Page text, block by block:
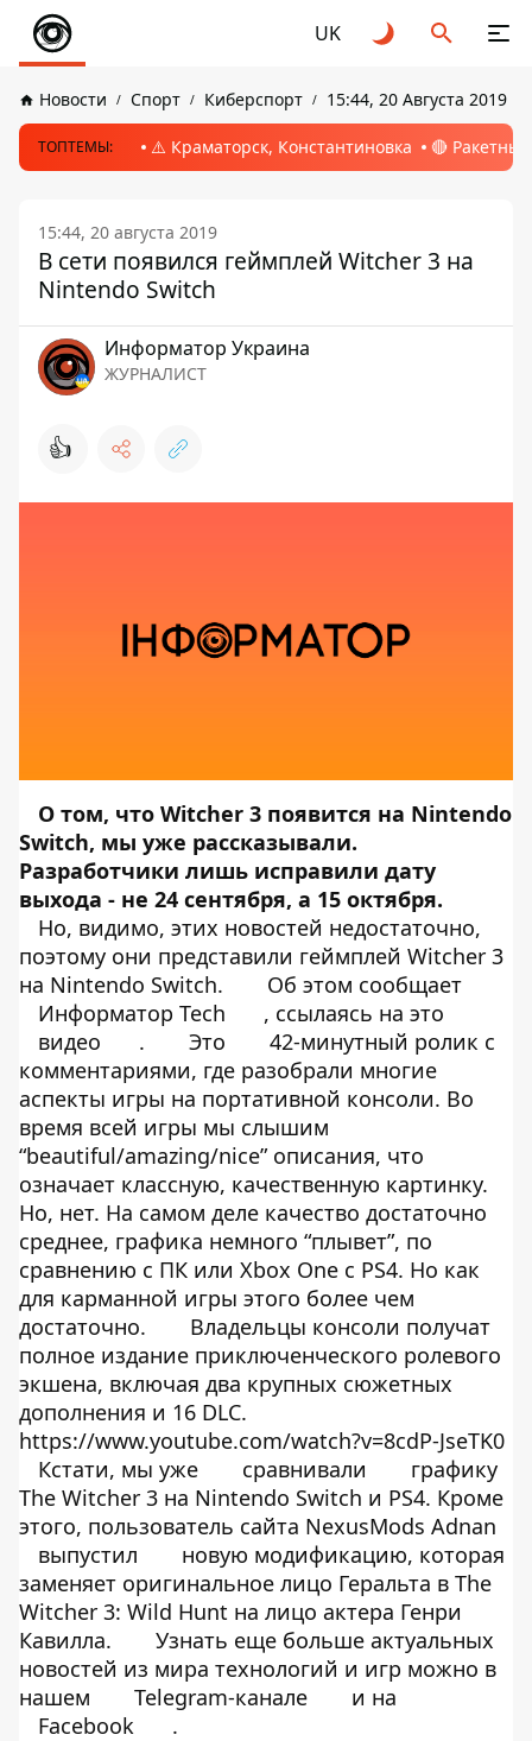
UK
Новости Спорт Киберспорт 15:44, 20 Августа 2019
ТОПТЕМЫ: ⚠️ Краматорск, Константиновка 🔴
15:44, 20 августа 2019
В сети появился геймплей Witcher 3 на
Nintendo Switch
Информатор Украина
ЖУРНАЛИСТ
👍
О том, что Witcher 3 появится на Nintendo
Switch, мы уже рассказывали.
Разработчики лишь исправили дату
выхода - не 24 сентября, а 15 октября.
Но, видимо, этих новостей недостаточно,
поэтому они представили геймплей Witcher 3
на Nintendo Switch.
Об этом сообщает
Информатор Tech
, ссылаясь на это
видео
. Это
42-минутный ролик с
комментариями, где разобрали многие
аспекты игры на портативной консоли. Во
время всей игры мы слышим
“beautiful/amazing/nice” описания, что
означает классную, качественную картинку.
Но, нет. На самом деле качество достаточно
среднее, графика немного “плывет”, по
сравнению с ПК или Xbox One с PS4. Но как
для карманной игры этого более чем
достаточно.
Владельцы консоли получат
полное издание приключенческого ролевого
экшена, включая два крупных сюжетных
дополнения и 16 DLC.
https://www.youtube.com/watch?v=8cdP-JseTK0
Кстати, мы уже
сравнивали
графику
The Witcher 3 на Nintendo Switch и PS4. Кроме
этого, пользователь сайта NexusMods Adnan
выпустил
новую модификацию, которая
заменяет оригинальное лицо Геральта в The
Witcher 3: Wild Hunt на лицо актера Генри
Кавилла.
Узнать еще больше актуальных
новостей из мира технологий и игр можно в
нашем
Telegram-канале
и на
Facebook
.